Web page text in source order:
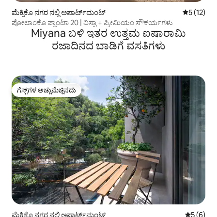
ಮೆಕ್ಸಿಕೊ ನಗರ ನಲ್ಲಿ ಅಪಾರ್ಟ್‌ಮಂಟ್ 5 ರಲ್ಲಿ 5
5 (12)
ಪೋಲಾಂಕೊ ಪ್ಲಾಂಟಾ 20 | ವಿಸ್ಟಾ + ಪ್ರೀಮಿಯಂ ಸೌಕರ್ಯಗಳು
Miyana ಬಳಿ ಇತರ ಉತ್ತಮ ಐಷಾರಾಮಿ
ರಜಾದಿನದ ಬಾಡಿಗೆ ವಸತಿಗಳು
ಗೆಸ್ಟ್‌ಗಳ ಅಚ್ಚುಮೆಚ್ಚಿನದು
ಗೆಸ್ಟ್‌ಗಳ ಅಚ್ಚುಮೆಚ್ಚಿನದು
ಮೆಕ್ಸಿಕೊ ನಗರ ನಲ್ಲಿ ಅಪಾರ್ಟ್‌ಮಂಟ್ 5 ರಲ್ಲಿ 5
5 (6)